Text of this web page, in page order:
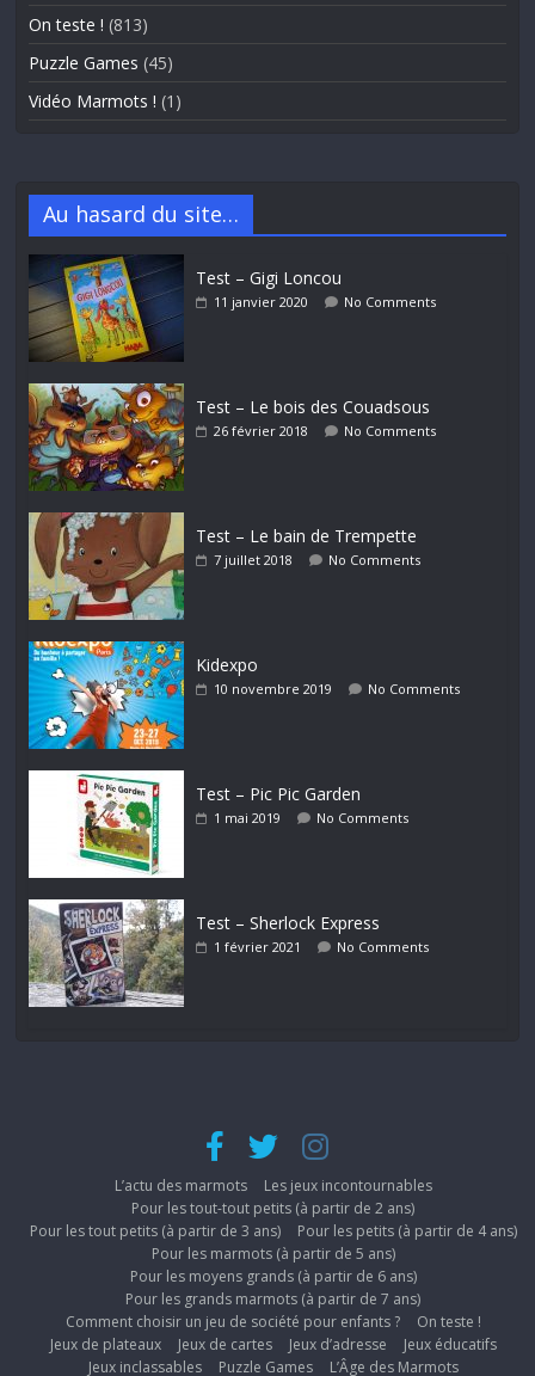
On teste ! (813)
Puzzle Games (45)
Vidéo Marmots ! (1)
Au hasard du site…
Test – Gigi Loncou
11 janvier 2020 No Comments
Test – Le bois des Couadsous
26 février 2018 No Comments
Test – Le bain de Trempette
7 juillet 2018 No Comments
Kidexpo
10 novembre 2019 No Comments
Test – Pic Pic Garden
1 mai 2019 No Comments
Test – Sherlock Express
1 février 2021 No Comments
L’actu des marmots
Les jeux incontournables
Pour les tout-tout petits (à partir de 2 ans)
Pour les tout petits (à partir de 3 ans)
Pour les petits (à partir de 4 ans)
Pour les marmots (à partir de 5 ans)
Pour les moyens grands (à partir de 6 ans)
Pour les grands marmots (à partir de 7 ans)
Comment choisir un jeu de société pour enfants ?
On teste !
Jeux de plateaux
Jeux de cartes Jeux d’adresse
Jeux éducatifs
Jeux inclassables
Puzzle Games L’Âge des Marmots